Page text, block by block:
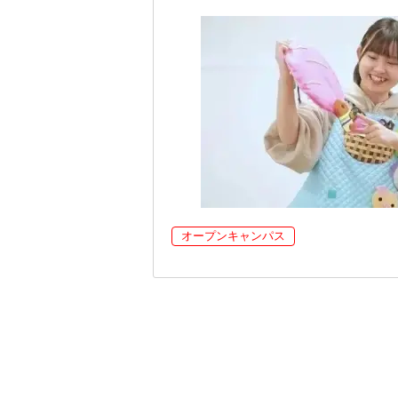
オープンキャンパス